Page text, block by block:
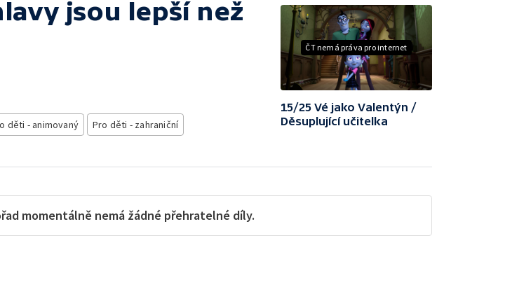
jsou lepší než
děti - animovaný Pro děti - zahraniční
ČT nemá práva pro internet
15/25 Vé jako Valentýn /
Děsuplující učitelka
momentálně nemá žádné přehratelné díly.